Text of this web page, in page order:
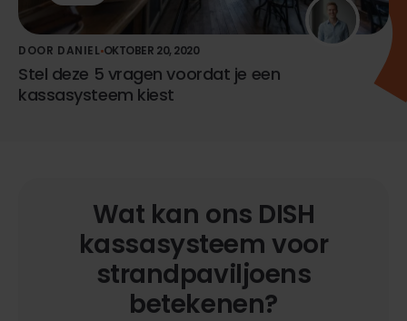
DOOR DANIEL OKTOBER 20, 2020
Stel deze 5 vragen voordat je een
kassasysteem kiest
Wat kan ons DISH
kassasysteem voor
strandpaviljoens
betekenen?